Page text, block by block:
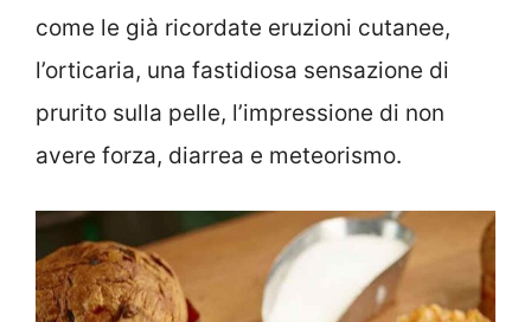
come le già ricordate eruzioni cutanee,
l’orticaria, una fastidiosa sensazione di
prurito sulla pelle, l’impressione di non
avere forza, diarrea e meteorismo.